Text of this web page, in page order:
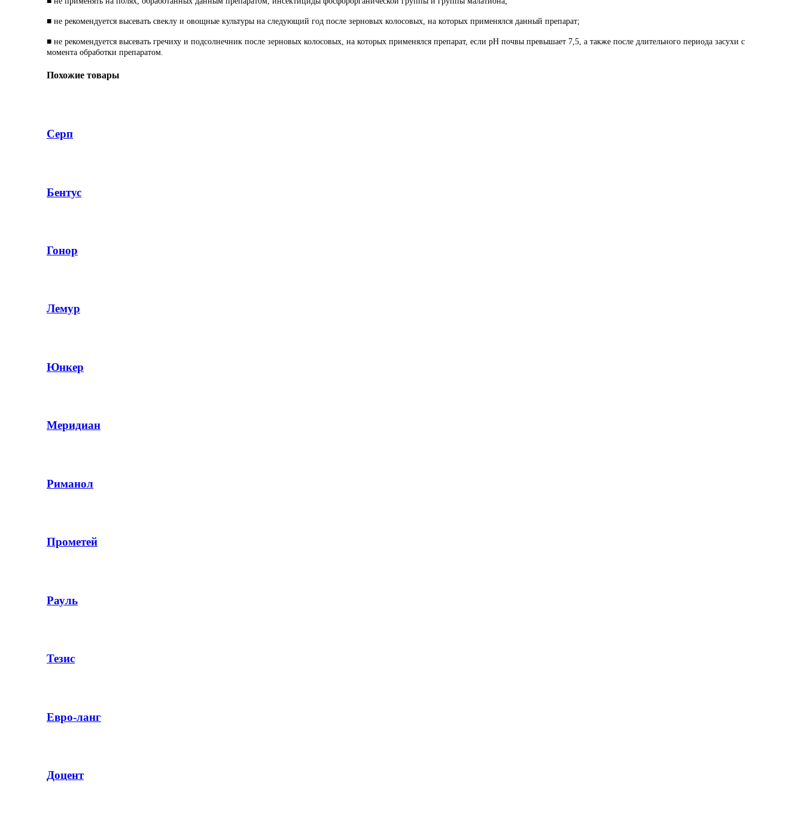
■ не рекомендуется высевать свеклу и овощные культуры на следующий год после зерновых колосовых, на которых применялся данный препарат;
■ не рекомендуется высевать гречиху и подсолнечник после зерновых колосовых, на которых применялся препарат, если рН почвы превышает 7,5, а также после длительного периода засухи с
момента обработки препаратом.
Похожие товары
Серп
Бентус
Гонор
Лемур
Юнкер
Меридиан
Риманол
Прометей
Рауль
Тезис
Евро-ланг
Доцент